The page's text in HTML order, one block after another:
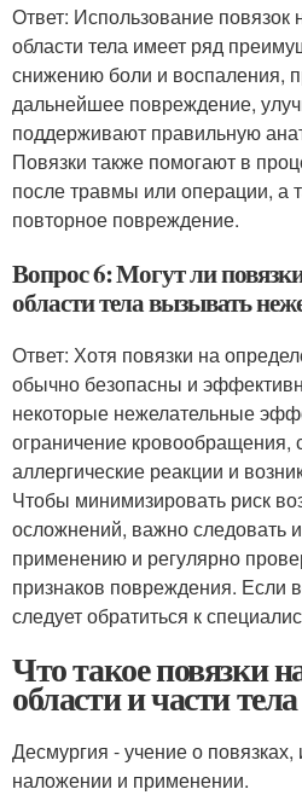
Ответ: Использование
области тела имеет ряд
снижению боли и воспаления,
дальнейшее повреждение,
поддерживают правильную
Повязки также помогают в
после травмы или операции, а
повторное повреждение.
Вопрос 6: Могут ли
области тела вызывать
Ответ: Хотя повязки на
обычно безопасны и
некоторые нежелательные
ограничение кровообращения,
аллергические реакции и
Чтобы минимизировать риск
осложнений, важно следовать
применению и регулярно
признаков повреждения. Если
следует обратиться к
Что такое повязки
области и части тела
Десмургия - учение о
наложении и применении.